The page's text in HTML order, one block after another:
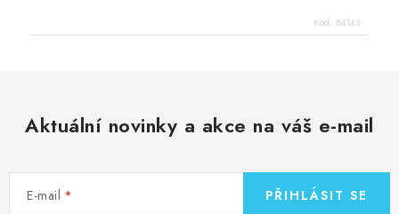
Kód: 84143
Aktuální novinky a akce na váš e-mail
E-mail PŘIHLÁSIT SE